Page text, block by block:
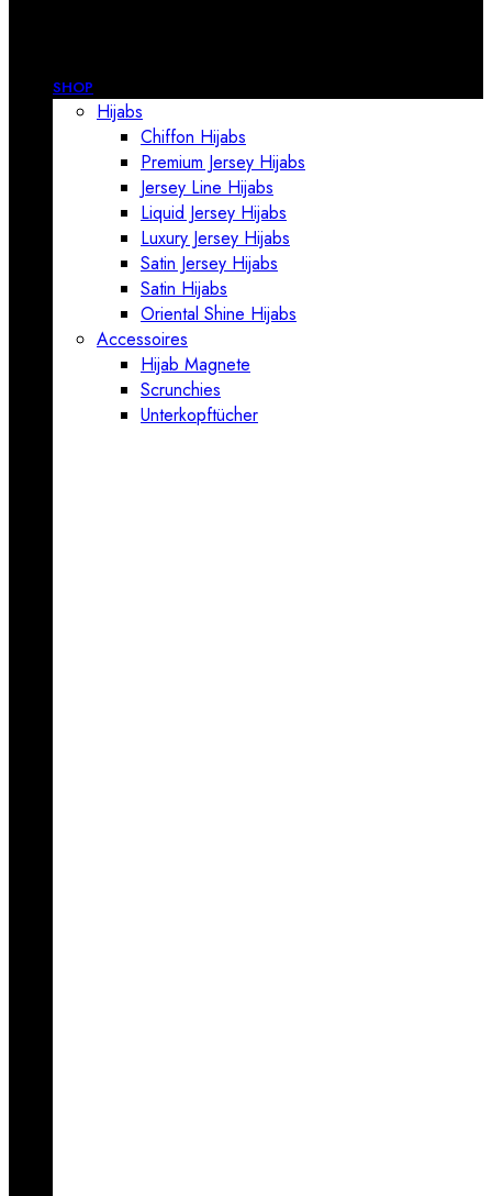
SHOP
Hijabs
Chiffon Hijabs
Premium Jersey Hijabs
Jersey Line Hijabs
Liquid Jersey Hijabs
Luxury Jersey Hijabs
Satin Jersey Hijabs
Satin Hijabs
Oriental Shine Hijabs
Accessoires
Hijab Magnete
Scrunchies
Unterkopftücher